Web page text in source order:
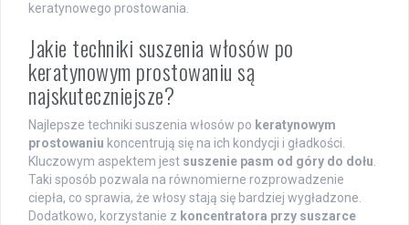
keratynowego prostowania.
Jakie techniki suszenia włosów po
keratynowym prostowaniu są
najskuteczniejsze?
Najlepsze techniki suszenia włosów po keratynowym
prostowaniu koncentrują się na ich kondycji i gładkości.
Kluczowym aspektem jest suszenie pasm od góry do dołu
Taki sposób pozwala na równomierne rozprowadzenie
ciepła, co sprawia, że włosy stają się bardziej wygładzone.
Dodatkowo, korzystanie z koncentratora przy suszarce